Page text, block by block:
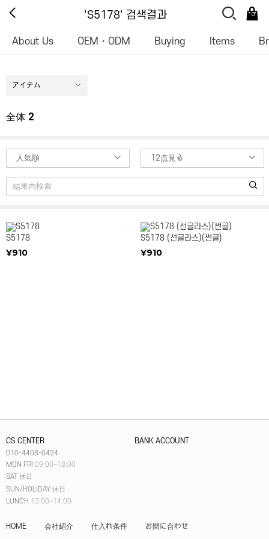
'S5178' 검색결과 0
About Us OEM・ODM Buying Items
アイテム
全体 2
人気順 12点見る
S5178
¥910
S5178 (선글라스)(썬글)
¥910
CS CENTER
010-4408-0424
MON FRI 09:00~18:00
SAT 休日
SUN/HOLIDAY 休日
LUNCH 13:00~14:00
BANK ACCOUNT
HOME 会社紹介 仕入れ条件 お間に合わせ